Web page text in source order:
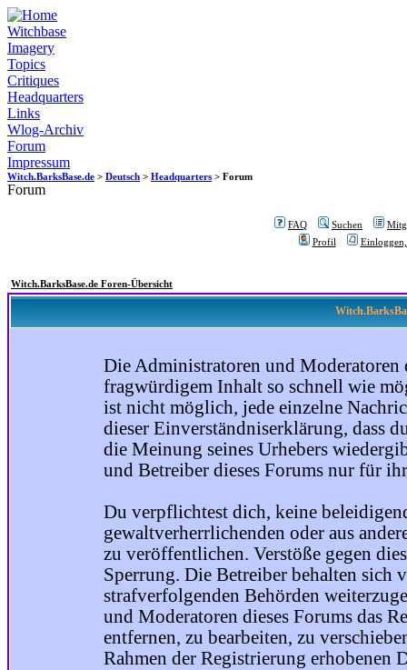
Witchbase
Imagery
Topics
Critiques
Headquarters
Links
Wlog-Archiv
Forum
Impressum
Witch.BarksBase.de > Deutsch > Headquarters > Forum
Forum
FAQ Suchen
Profil
Witch.BarksBase.de Foren-Übersicht
Die Administratoren und Moderatoren
fragwürdigem Inhalt so schnell wie
ist nicht möglich, jede einzelne
dieser Einverständniserklärung, dass
die Meinung seines Urhebers
und Betreiber dieses Forums nur für
Du verpflichtest dich, keine
gewaltverherrlichenden oder aus
zu veröffentlichen. Verstöße gegen
Sperrung. Die Betreiber behalten sich
strafverfolgenden Behörden
und Moderatoren dieses Forums das
entfernen, zu bearbeiten, zu
Rahmen der Registrierung erhobenen